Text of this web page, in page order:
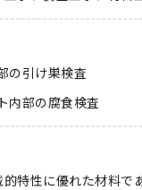
の引け巣検査
内部の腐食検査
特性に優れた材料で